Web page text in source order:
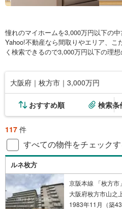
憧れのマイホームを3,000万円以下の中
Yahoo!不動産なら間取りやエリア、こ
く検索できるので3,000万円以下の理
大阪府｜枚方市｜3,000万円
おすすめ順 検索条
117 件
すべての物件をチェック
ルネ枚方
京阪本線 「枚方市
大阪府枚方市山之
1983年11月（築43